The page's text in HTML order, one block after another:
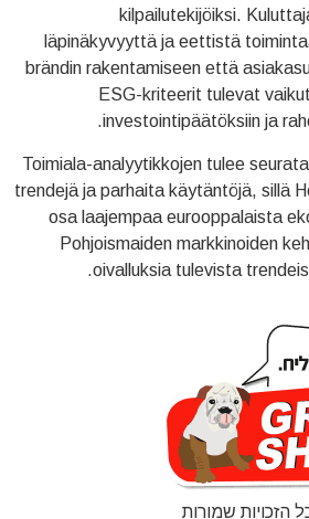
kilpailutekijöiksi.
läpinäkyvyyttä ja eettistä
brändin rakentamiseen että
ESG-kriteerit tulevat
investointipäätöksiin ja
Toimiala-analyytikkojen tulee
trendejä ja parhaita käytäntöjä, sillä
osa laajempaa eurooppalaista
Pohjoismaiden markkinoiden
oivalluksia tulevista
הזכויות שמורות